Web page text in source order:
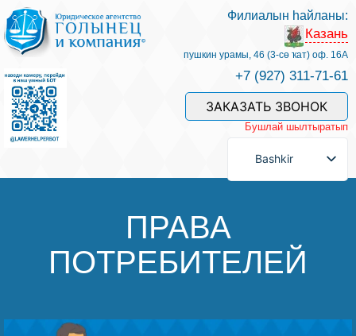
Беҙҙең белгестәр һәм хеҙмәттәр
Хеҙмәт хаҡын түләү
Һорау биреү
Баһалама
Филиалын һайланы:
Казань
пушкин урамы, 46 (3-сө ҡат) оф. 16А
+7 (927) 311-71-61
ЗАКАЗАТЬ ЗВОНОК
Бушлай шылтыратып
Bashkir
ПРАВА
ПОТРЕБИТЕЛЕЙ